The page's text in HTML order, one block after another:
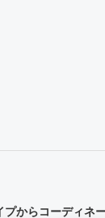
プからコーディネ